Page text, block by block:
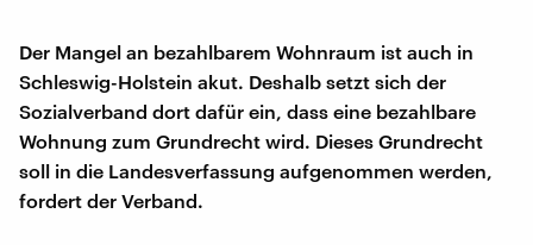
Der Mangel an bezahlbarem Wohnraum ist auch in
Schleswig-Holstein akut. Deshalb setzt sich der
Sozialverband dort dafür ein, dass eine bezahlbare
Wohnung zum Grundrecht wird. Dieses Grundrecht
soll in die Landesverfassung aufgenommen werden,
fordert der Verband.